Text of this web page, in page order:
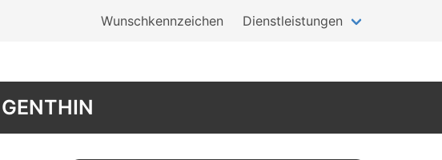
Wunschkennzeichen Dienstleistungen